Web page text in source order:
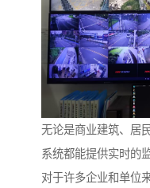
无论是商业建筑、居
系统都能提供实时的
对于许多企业和单位